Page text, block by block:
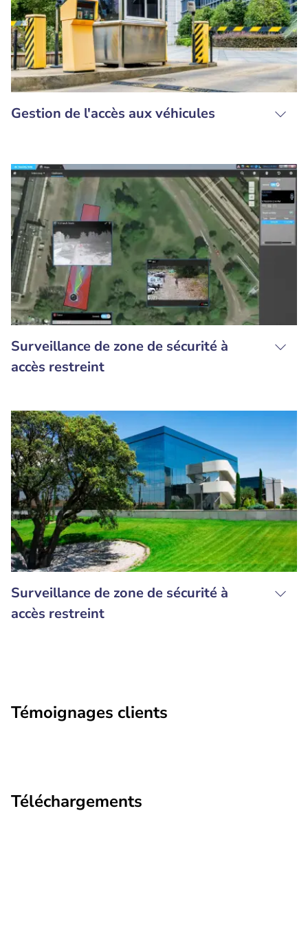
Gestion de l'accès aux véhicules
Surveillance de zone de sécurité à
accès restreint
Surveillance de zone de sécurité à
accès restreint
Témoignages clients
Téléchargements